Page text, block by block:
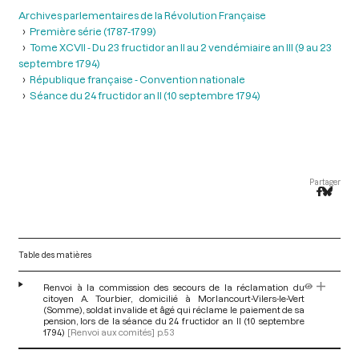
Archives parlementaires de la Révolution Française
Première série (1787-1799)
Tome XCVII - Du 23 fructidor an II au 2 vendémiaire an III (9 au 23
septembre 1794)
République française - Convention nationale
Séance du 24 fructidor an II (10 septembre 1794)
Partager
Table des matières
Renvoi à la commission des secours de la réclamation du
citoyen A. Tourbier, domicilié à Morlancourt-Vilers-le-Vert
(Somme), soldat invalide et âgé qui réclame le paiement de sa
pension, lors de la séance du 24 fructidor an II (10 septembre
1794) [Renvoi aux comités] p.53